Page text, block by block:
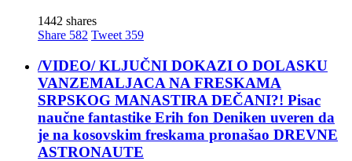
1442 shares
Share 582 Tweet 359
/VIDEO/ KLJUČNI DOKAZI O DOLASKU
VANZEMALJACA NA FRESKAMA
SRPSKOG MANASTIRA DEČANI?! Pisac
naučne fantastike Erih fon Deniken uveren da
je na kosovskim freskama pronašao DREVNE
ASTRONAUTE